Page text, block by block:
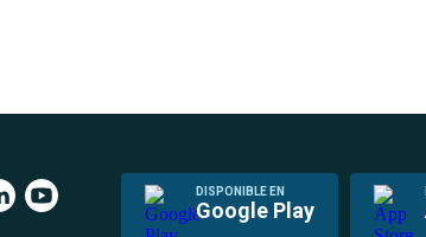
DISPONIBLE EN
Google Play